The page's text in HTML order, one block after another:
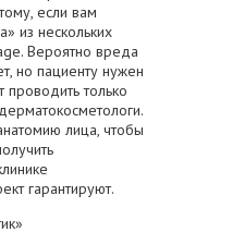
если вам
из нескольких
Вероятно вреда
но пациенту нужен
проводить только
лица, чтобы
гарантируют.